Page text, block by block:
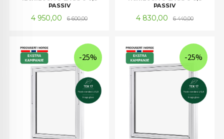
PASSIV
Tilbud
4 950,00 6 600,00Rabatt
PASSIV
Tilbud
4 830,00 6 440,00Rabatt
-25% -25%